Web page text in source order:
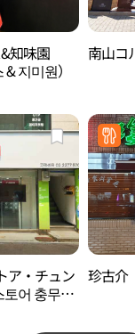
知味園
지미원）
南山コ
ア・チュン
어 충무로
珍古介